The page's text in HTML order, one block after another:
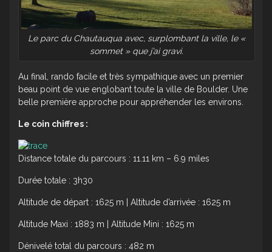
Le parc du Chautauqua avec, surplombant la ville, le «
sommet » que j’ai gravi.
Au final, rando facile et très sympathique avec un premier
beau point de vue englobant toute la ville de Boulder. Une
belle première approche pour appréhender les environs.
Le coin chiffres :
Distance totale du parcours : 11.11 km – 6.9 miles
Durée totale : 3h30
Altitude de départ : 1625 m | Altitude d’arrivée : 1625 m
Altitude Maxi : 1883 m | Altitude Mini : 1625 m
Dénivelé total du parcours : 482 m